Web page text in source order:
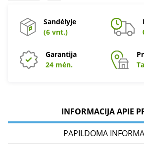
Sandėlyje
(6 vnt.)
Garantija
24 mėn.
INFORMACIJA APIE
PAPILDOMA